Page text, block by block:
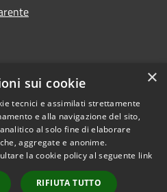
Copyright © 2026 • Comune di
Spinone al Lago • Powered by
Municipium•
Accesso
×
sui cookie
tecnici e assimilati strettamente
e alla navigazione del sito,
al solo fine di elaborare
aggregate e anonime.
la cookie policy al seguente link
RIFIUTA TUTTO